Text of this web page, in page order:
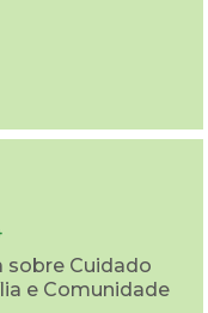
sobre Cuidado
e Comunidade